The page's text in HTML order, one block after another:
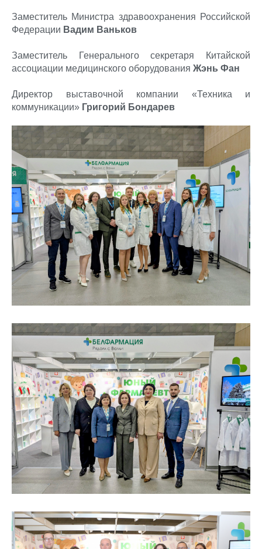
Заместитель Министра здравоохранения Российской
Федерации Вадим Ваньков
Заместитель Генерального секретаря Китайской
ассоциации медицинского оборудования Жэнь Фан
Директор выставочной компании «Техника и
коммуникации» Григорий Бондарев